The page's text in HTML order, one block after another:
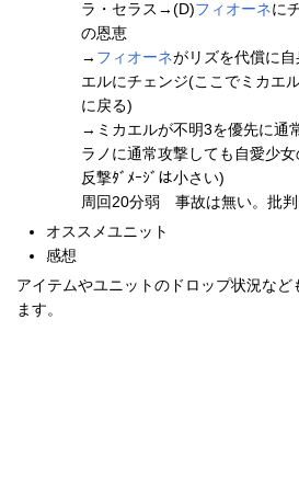
ラ・セラス→(D)フィオーネに
の恩恵
→ フィオーネがリズを代償に
エルにチェンジ(ここでミカエ
に戻る)
→ミカエルが不明3を優先に
ラノに通常攻撃しても自愛少
反撃ﾀﾞﾒｰｼﾞは小さい)
周回20分弱 事故は無い。批判
オススメユニット
感想
アイテムやユニットのドロップ状況など
ます。